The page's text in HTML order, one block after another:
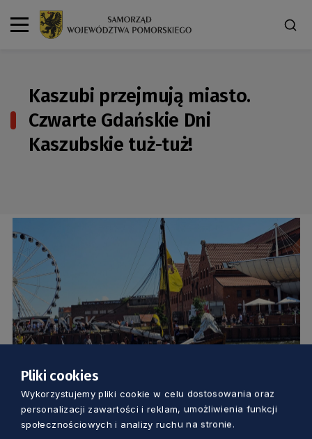
Kaszubi przejmują miasto.
Czwarte Gdańskie Dni
Kaszubskie tuż-tuż!
KULTURA
Kaszubi przejmują miasto. Czwarte
Pliki cookies
Wykorzystujemy pliki cookie w celu dostosowania oraz
personalizacji zawartości i reklam, umożliwienia funkcji
społecznościowych i analizy ruchu na stronie.